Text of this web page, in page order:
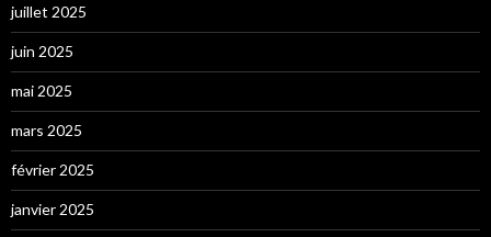
juillet 2025
juin 2025
mai 2025
mars 2025
février 2025
janvier 2025